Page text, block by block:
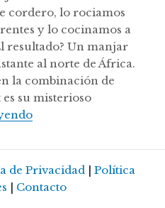
cordero, lo rociamos
y lo cocinamos a
resultado? Un manjar
al norte de África.
la combinación de
es su misterioso
Calatrava de costillas
de Privacidad | Política
| Contacto